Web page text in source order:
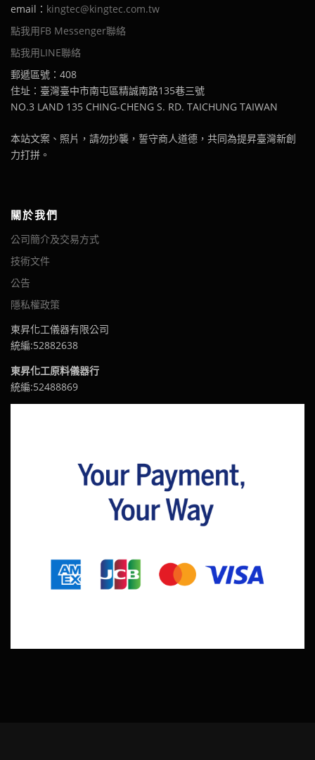
email： kingtec@kingtec.com.tw
點我用FB Messenger聯絡
點我用LINE聯絡
郵遞區號：408
住址：臺灣臺中市南屯區精誠南路135巷三號
NO.3 LAND 135 CHING-CHENG S. RD. TAICHUNG TAIWAN
本站文案、照片，請勿抄襲，誓守商人道德，共同為提昇臺灣新創
力打拼。
關於我們
公司簡介及交易方式
技術文件
公告
隱私權政策
東昇化工儀器有限公司
統編:52882638
東昇化工原料儀器行
統編:52488869